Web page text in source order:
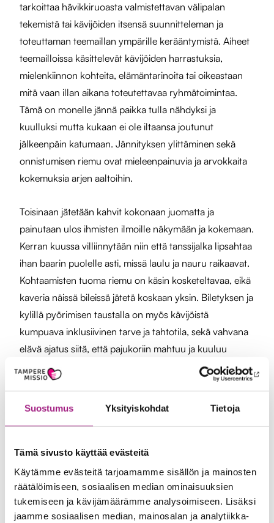
Suostumus Yksityiskohdat Tietoja
Tämä sivusto käyttää evästeitä
Käytämme evästeitä tarjoamamme sisällön ja mainosten
räätälöimiseen, sosiaalisen median ominaisuuksien
tukemiseen ja kävijämäärämme analysoimiseen. Lisäksi
jaamme sosiaalisen median, mainosalan ja analytiikka-
tarkoittaa hävikkiruoasta valmistettavan välipalan
tekemistä tai kävijöiden itsensä suunnitteleman ja
toteuttaman teemaillan ympärille kerääntymistä. Aiheet
teemailloissa käsittelevät kävijöiden harrastuksia,
mielenkiinnon kohteita, elämäntarinoita tai oikeastaan
mitä vaan illan aikana toteutettavaa ryhmätoimintaa.
Tämä on monelle jännä paikka tulla nähdyksi ja
kuulluksi mutta kukaan ei ole iltaansa joutunut
jälkeenpäin katumaan. Jännityksen ylittäminen sekä
onnistumisen riemu ovat mieleenpainuvia ja arvokkaita
kokemuksia arjen aaltoihin.
Toisinaan jätetään kahvit kokonaan juomatta ja
painutaan ulos ihmisten ilmoille näkymään ja kokemaan.
Kerran kuussa villiinnytään niin että tanssijalka lipsahtaa
ihan baarin puolelle asti, missä laulu ja nauru raikaavat.
Kohtaamisten tuoma riemu on käsin kosketeltavaa, eikä
kaveria näissä bileissä jätetä koskaan yksin. Biletyksen ja
kylillä pyörimisen taustalla on myös kävijöistä
kumpuava inklusiivinen tarve ja tahtotila, sekä vahvana
elävä ajatus siitä, että pajukoriin mahtuu ja kuuluu
paljon muitakin kuin vain niitä herkullisen punaisia
omenoita. Hulinan ja sosiaalisen kohinan vastapainoksi
syysvaellusten sekä muiden retkien ja
kuitenkaan tule Iltalinjalle vain pelkän
toiminnantäyteisen arjen takia. Joku kävijöistä lukee
päivän lehden, joku hakee tukea asioiden hoidossa
virka-ajan ulkopuolella, joku pelaa allekirjoittaneen
kanssa biljardia ja lähtee voittajana kotiin.